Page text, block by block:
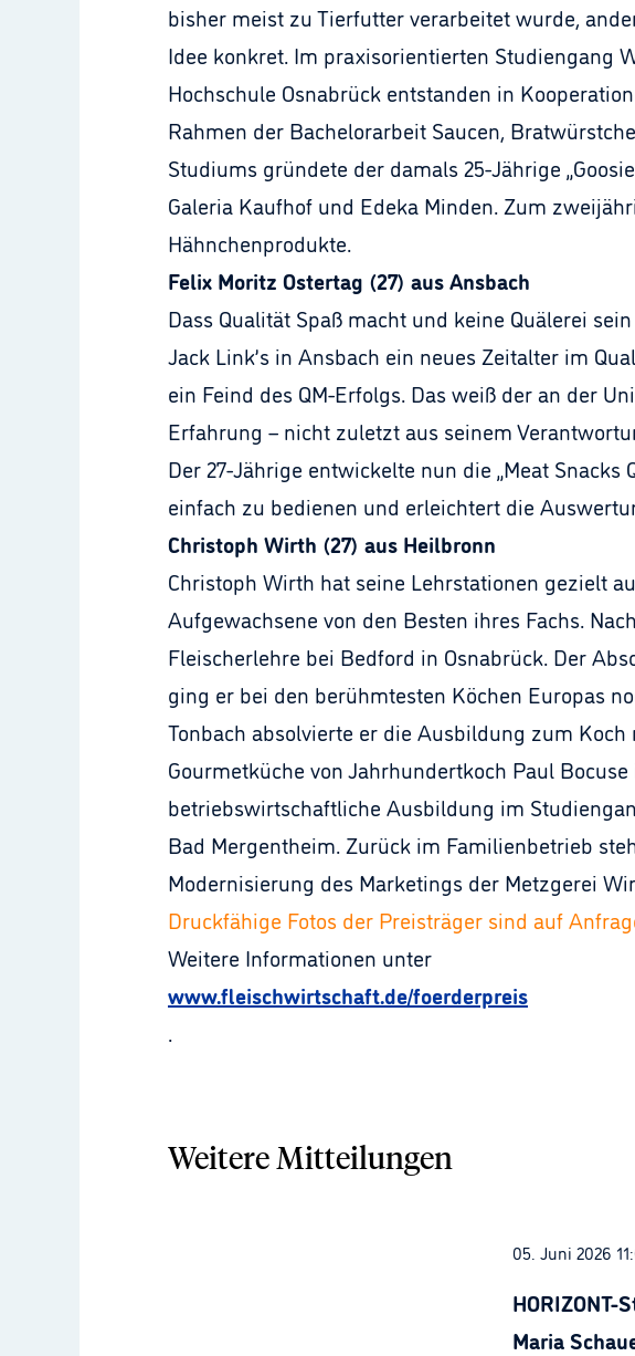
bisher meist zu Tierfutter verarbeitet wurde,
Idee konkret. Im praxisorientierten Studiengang
Hochschule Osnabrück entstanden in
Rahmen der Bachelorarbeit Saucen,
Studiums gründete der damals 25-Jährige
Galeria Kaufhof und Edeka Minden. Zum
Hähnchenprodukte.
Felix Moritz Ostertag (27) aus Ansbach
Dass Qualität Spaß macht und keine Quälerei
Jack Link’s in Ansbach ein neues Zeitalter im
ein Feind des QM-Erfolgs. Das weiß der an der
Erfahrung – nicht zuletzt aus seinem
Der 27-Jährige entwickelte nun die „Meat
einfach zu bedienen und erleichtert die
Christoph Wirth (27) aus Heilbronn
Christoph Wirth hat seine Lehrstationen gezielt
Aufgewachsene von den Besten ihres Fachs.
Fleischerlehre bei Bedford in Osnabrück. Der
ging er bei den berühmtesten Köchen Europas
Tonbach absolvierte er die Ausbildung zum
Gourmetküche von Jahrhundertkoch Paul
betriebswirtschaftliche Ausbildung im
Bad Mergentheim. Zurück im Familienbetrieb
Modernisierung des Marketings der Metzgerei
Druckfähige Fotos der Preisträger sind auf
Weitere Informationen unter
www.fleischwirtschaft.de/foerderpreis
.
Weitere Mitteilungen
05. Juni 2026
Maria